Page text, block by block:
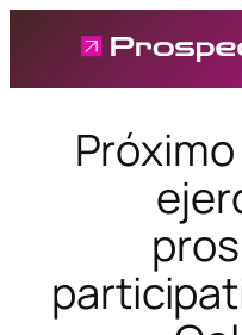
contenido